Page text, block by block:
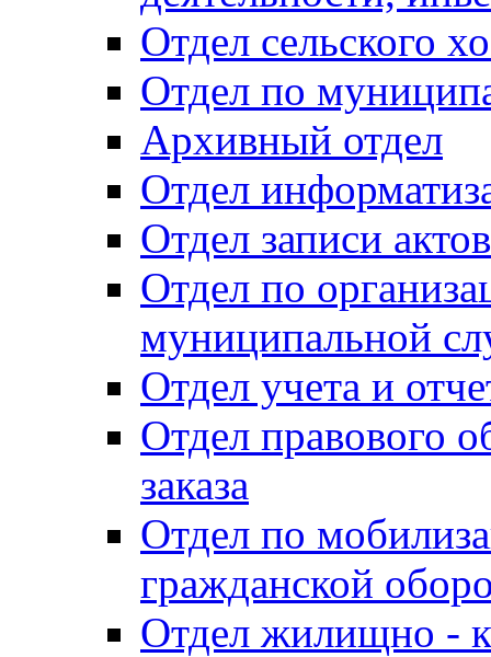
Отдел сельского
Отдел по
Архивный отдел
Отдел
Отдел записи
Отдел по
муниципальной
Отдел учета и
Отдел правового
заказа
Отдел по
гражданской
Отдел жилищно -